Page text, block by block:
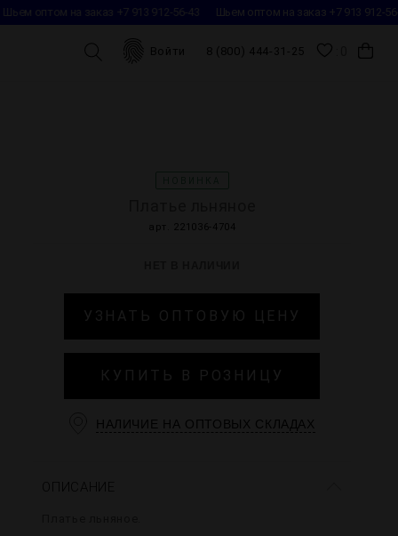
оптом на заказ +7 913 912-56-43 Шьем оптом на заказ +7 913 912-56-
Войти 8 (800) 444-31-25
арт. 221036-4704
УЗНАТЬ ОПТОВУЮ ЦЕНУ
КУПИТЬ В РОЗНИЦУ
НАЛИЧИЕ НА ОПТОВЫХ СКЛАДАХ